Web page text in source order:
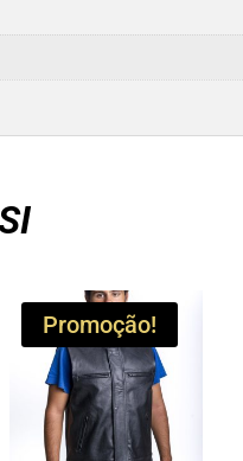
Promoção!